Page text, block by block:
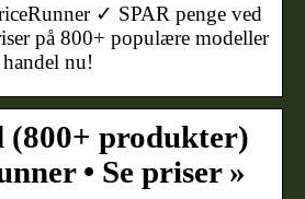
✓ SPAR penge ved
på 800+ populære modeller
nu!
(800+ produkter)
• Se priser »